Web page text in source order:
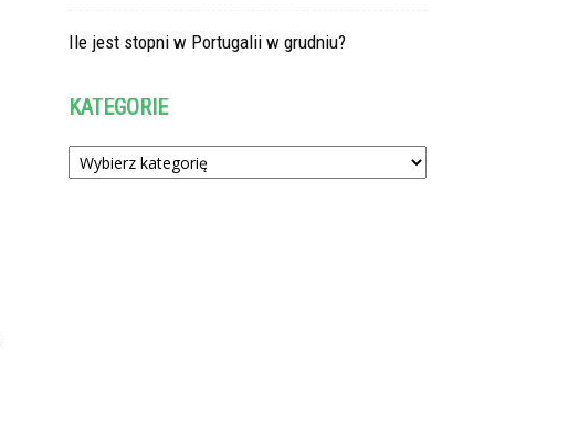
Ile jest stopni w Portugalii w grudniu?
KATEGORIE
Kategorie